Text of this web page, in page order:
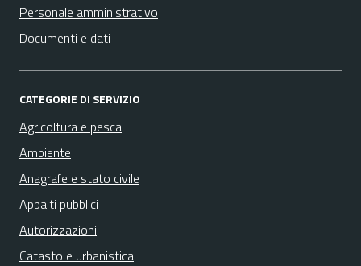
Personale amministrativo
Documenti e dati
CATEGORIE DI SERVIZIO
Agricoltura e pesca
Ambiente
Anagrafe e stato civile
Appalti pubblici
Autorizzazioni
Catasto e urbanistica